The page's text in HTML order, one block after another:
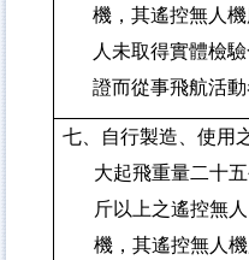
機，其遙控無人
人未取得實體檢
證而從事飛航活動
七、自行製造、使用
大起飛重量二十
斤以上之遙控無人
機，其遙控無人